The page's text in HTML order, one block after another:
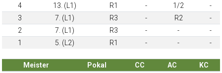
4
13. (L1) R1 - 1/2
-
3
7. (L1) R3 - R2
-
2
7. (L1) R3 - -
-
1
5. (L2) R1 - - -
Meister Pokal CC AC
KC